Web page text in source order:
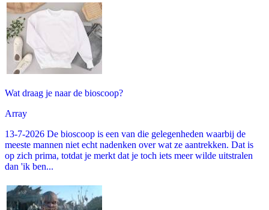
Wat draag je naar de bioscoop?
Array
13-7-2026 De bioscoop is een van die gelegenheden waarbij de
meeste mannen niet echt nadenken over wat ze aantrekken. Dat is
op zich prima, totdat je merkt dat je toch iets meer wilde uitstralen
dan 'ik ben...